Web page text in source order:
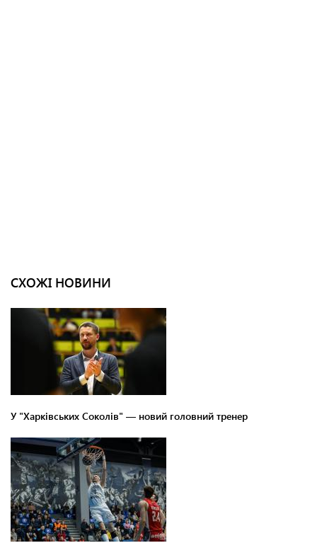
СХОЖІ НОВИНИ
У "Харківських Соколів" — новий головний тренер